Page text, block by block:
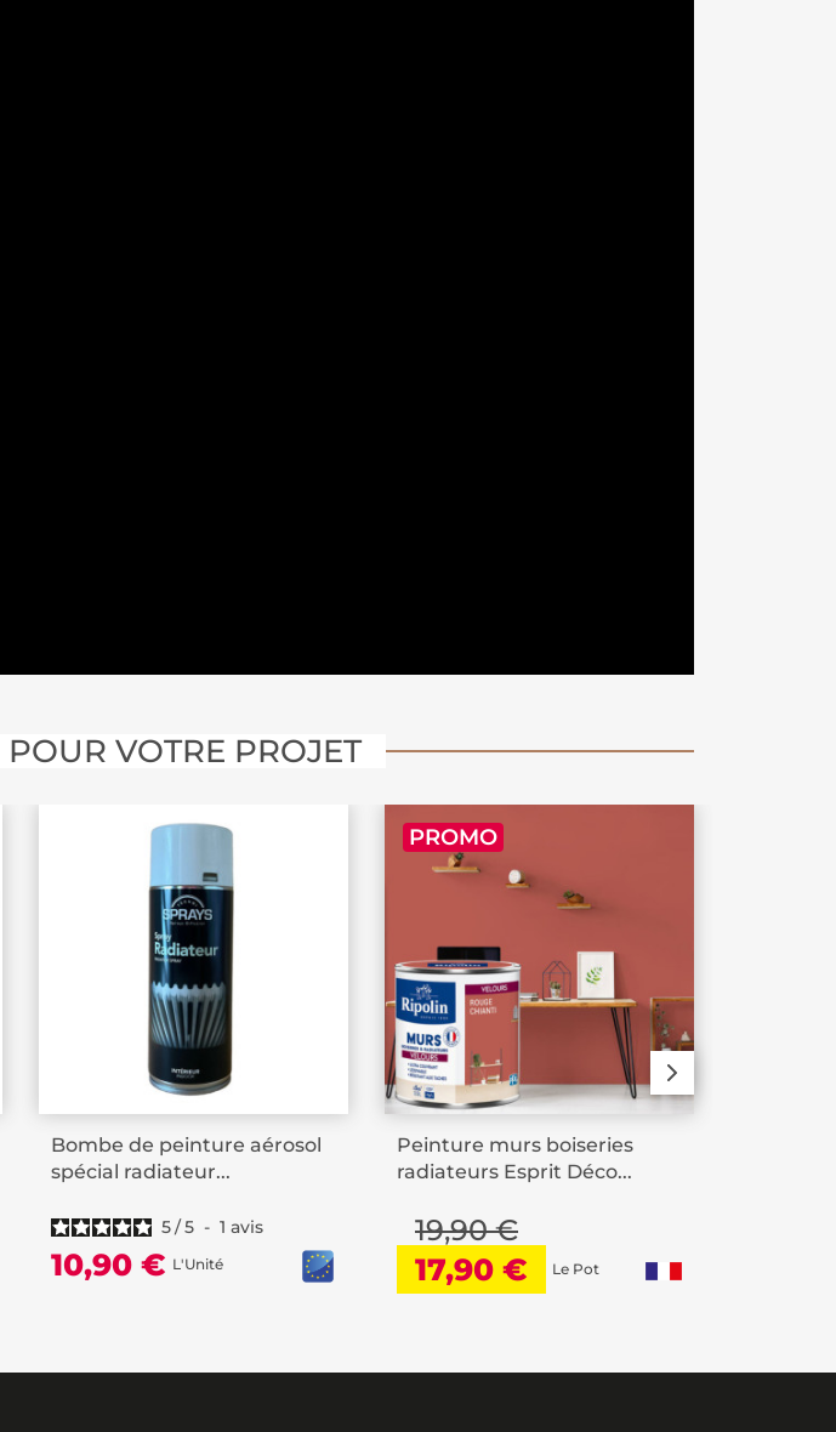
VOTRE PROJET
Bombe de peinture aérosol
spécial radiateur...
5/5 - 1 avis
10,90 € L'Unité
Peinture murs boiseries
radiateurs Esprit Déco...
19,90 €
17,90 € Le Pot
PROMO